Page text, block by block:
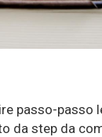
passo-passo
da step da